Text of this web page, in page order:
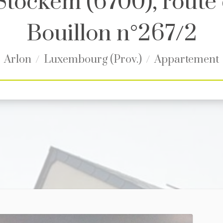
Bouillon n°267/2
Arlon Luxembourg (Prov.) Appartement